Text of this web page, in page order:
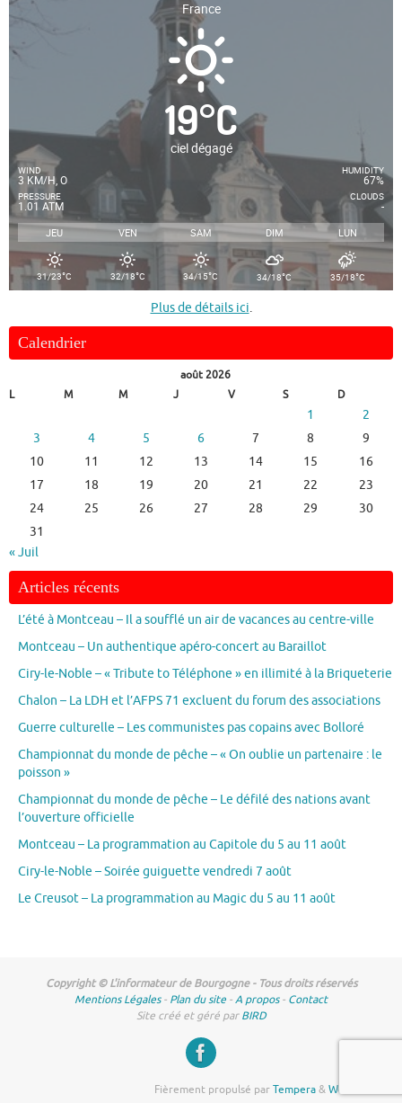
France
19°C
ciel dégagé
WIND
3 KM/H, O
PRESSURE
1.01 ATM
HUMIDITY
67%
CLOUDS
-
JEU VEN SAM DIM LUN
31/23°C 32/18°C 34/15°C 34/18°C 35/18°C
Plus de détails ici.
Calendrier
août 2026
L
M M J V S D
1
2
3
4 5 6 7 8
9
10
11 12 13 14 15
16
17
18 19 20 21 22
23
24
25 26 27 28 29
30
31
« Juil
Articles récents
L’été à Montceau – Il a soufflé un air de vacances au centre-ville
Montceau – Un authentique apéro-concert au Baraillot
Ciry-le-Noble – « Tribute to Téléphone » en illimité à la Briqueterie
Chalon – La LDH et l’AFPS 71 excluent du forum des associations
Guerre culturelle – Les communistes pas copains avec Bolloré
Championnat du monde de pêche – « On oublie un partenaire : le
poisson »
Championnat du monde de pêche – Le défilé des nations avant
l’ouverture officielle
Montceau – La programmation au Capitole du 5 au 11 août
Ciry-le-Noble – Soirée guiguette vendredi 7 août
Le Creusot – La programmation au Magic du 5 au 11 août
Copyright © L'informateur de Bourgogne - Tous droits réservés
Mentions Légales- Plan du site -A propos- Contact
Site créé et géré parBIRD
Fièrement propulsé parTempera&WordPress.